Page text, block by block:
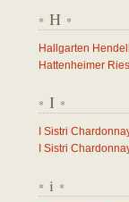
* H *
Hallgarten
Hattenheimer
* I *
I Sistri
I Sistri
* i *